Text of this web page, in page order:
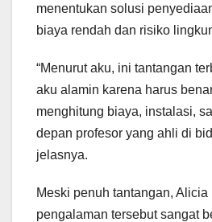
menentukan solusi
biaya rendah dan risiko
“Menurut aku, ini tantangan
aku alamin karena harus
menghitung biaya, instalasi,
depan profesor yang ahli di
jelasnya.
Meski penuh tantangan, Alicia
pengalaman tersebut sangat